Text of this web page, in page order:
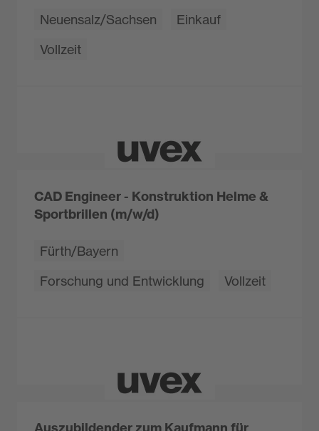
Neuensalz/Sachsen
Einkauf
Vollzeit
CAD Engineer - Konstruktion Helme &
Sportbrillen (m/w/d)
Fürth/Bayern
Forschung und Entwicklung
Vollzeit
Auszubildender zum Kaufmann für